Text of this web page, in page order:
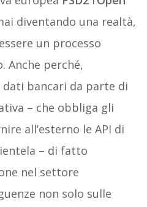
diventando una realtà,
un processo
Anche perché,
dati bancari da parte di
– che obbliga gli
all’esterno le API di
­– di fatto
nel settore
non solo sulle